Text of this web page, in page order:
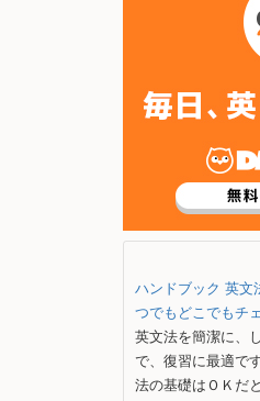
ハンドブック 英文
つでもどこでもチ
英文法を簡潔に、
で、復習に最適で
法の基礎はＯＫだ